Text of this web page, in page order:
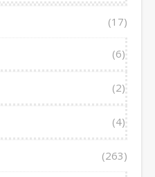
(17)
(6)
(2)
(4)
(263)